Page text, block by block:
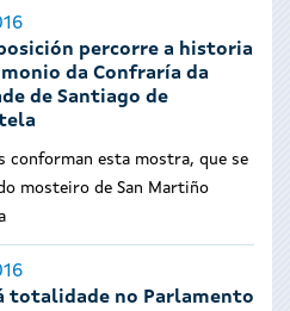
percorre a historia
da Confraría da
de Santiago de
conforman esta mostra, que se
mosteiro de San Martiño
totalidade no Parlamento